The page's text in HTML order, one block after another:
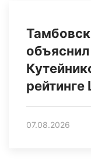
07.08.2026